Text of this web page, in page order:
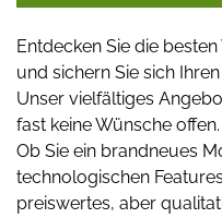
Entdecken Sie die
und sichern Sie sich
Unser vielfältiges
fast keine Wünsche offen.
Ob Sie ein brandneues
technologischen
preiswertes, aber